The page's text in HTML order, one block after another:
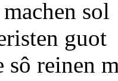
machen
guot
sô reinen